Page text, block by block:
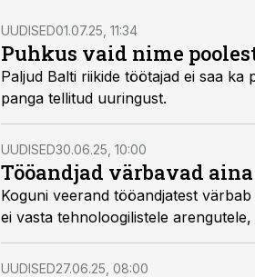
UUDISED01.07.25, 11:34
Puhkus vaid nime
Paljud Balti riikide töötajad ei saa
panga tellitud uuringust.
UUDISED30.06.25, 10:00
Tööandjad värbavad
Koguni veerand tööandjatest
ei vasta tehnoloogilistele
UUDISED27.06.25, 08:00